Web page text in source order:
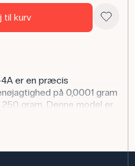
til kurv
er en præcis
på 0,0001 gram
gram. Denne model er
minimal plads på
absolutte tal og